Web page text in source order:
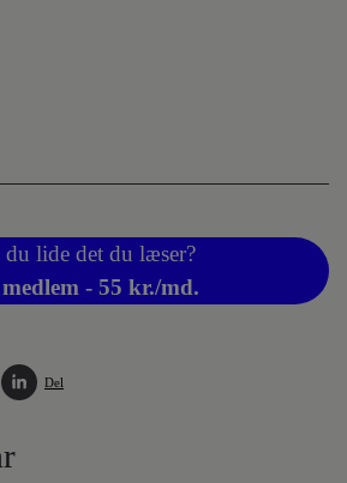
du lide det du læser?
- 55 kr./md.
Del